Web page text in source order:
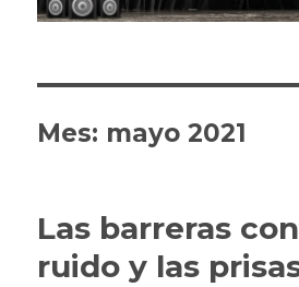
Mes: mayo 2021
Las barreras
ruido y las